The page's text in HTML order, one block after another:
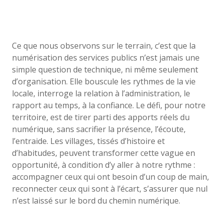
Ce que nous observons sur le terrain, c’est que la
numérisation des services publics n’est jamais une
simple question de technique, ni même seulement
d’organisation. Elle bouscule les rythmes de la vie
locale, interroge la relation à l’administration, le
rapport au temps, à la confiance. Le défi, pour notre
territoire, est de tirer parti des apports réels du
numérique, sans sacrifier la présence, l’écoute,
l’entraide. Les villages, tissés d’histoire et
d’habitudes, peuvent transformer cette vague en
opportunité, à condition d’y aller à notre rythme :
accompagner ceux qui ont besoin d’un coup de main,
reconnecter ceux qui sont à l’écart, s’assurer que nul
n’est laissé sur le bord du chemin numérique.